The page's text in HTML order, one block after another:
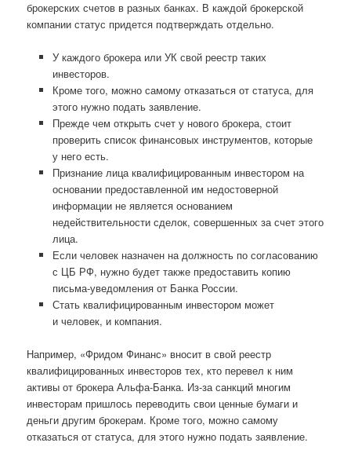
брокерских счетов в разных банках. В каждой брокерской
компании статус придется подтверждать отдельно.
У каждого брокера или УК свой реестр таких
инвесторов.
Кроме того, можно самому отказаться от статуса, для
этого нужно подать заявление.
Прежде чем открыть счет у нового брокера, стоит
проверить список финансовых инструментов, которые
у него есть.
Признание лица квалифицированным инвестором на
основании предоставленной им недостоверной
информации не является основанием
недействительности сделок, совершенных за счет этого
лица.
Если человек назначен на должность по согласованию
с ЦБ РФ, нужно будет также предоставить копию
письма-уведомления от Банка России.
Стать квалифицированным инвестором может
и человек, и компания.
Например, «Фридом Финанс» вносит в свой реестр
квалифицированных инвесторов тех, кто перевел к ним
активы от брокера Альфа-Банка. Из-за санкций многим
инвесторам пришлось переводить свои ценные бумаги и
деньги другим брокерам. Кроме того, можно самому
отказаться от статуса, для этого нужно подать заявление.